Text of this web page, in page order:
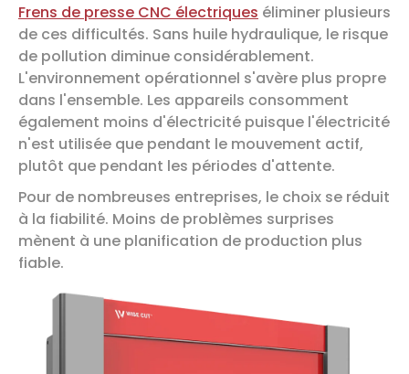
Frens de presse CNC électriques éliminer plusieurs
de ces difficultés. Sans huile hydraulique, le risque
de pollution diminue considérablement.
L'environnement opérationnel s'avère plus propre
dans l'ensemble. Les appareils consomment
également moins d'électricité puisque l'électricité
n'est utilisée que pendant le mouvement actif,
plutôt que pendant les périodes d'attente.
Pour de nombreuses entreprises, le choix se réduit
à la fiabilité. Moins de problèmes surprises
mènent à une planification de production plus
fiable.